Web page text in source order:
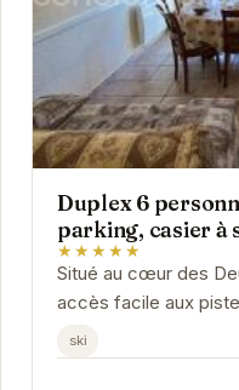
Duplex 6
parking, casier à
★★★★★
Situé au cœur des
accès facile aux
mécaniques. Avec
ski